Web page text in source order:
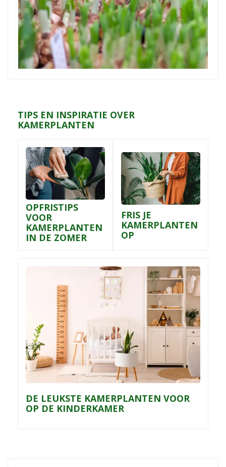
TIPS EN INSPIRATIE OVER
KAMERPLANTEN
OPFRISTIPS
VOOR
KAMERPLANTEN
IN DE ZOMER
FRIS JE
KAMERPLANTEN
OP
DE LEUKSTE KAMERPLANTEN VOOR
OP DE KINDERKAMER